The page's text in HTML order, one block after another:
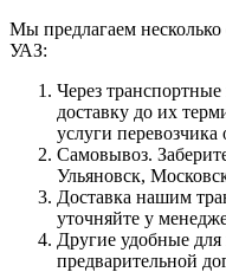
Мы предлагаем несколько
УАЗ:
Через
доставку до их
услуги
Самовывоз.
Ульяновск,
Доставка нашим
уточняйте у
Другие удобные
предварительной